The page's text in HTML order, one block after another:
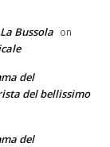
Bussola on
del
del bellissimo
del